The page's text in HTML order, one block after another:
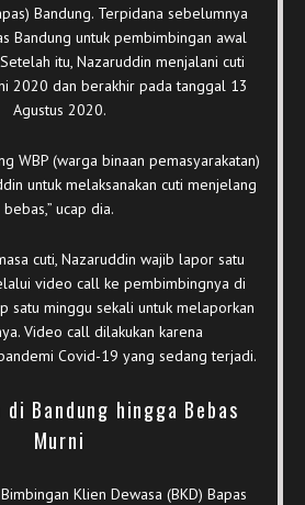
Bandung. Terpidana sebelumnya
Bandung untuk pembimbingan awal
itu, Nazaruddin menjalani cuti
2020 dan berakhir pada tanggal 13
Agustus 2020.
WBP (warga binaan pemasyarakatan)
untuk melaksanakan cuti menjelang
bebas,” ucap dia.
cuti, Nazaruddin wajib lapor satu
video call ke pembimbingnya di
satu minggu sekali untuk melaporkan
Video call dilakukan karena
Covid-19 yang sedang terjadi.
di Bandung hingga Bebas
Murni
Klien Dewasa (BKD) Bapas